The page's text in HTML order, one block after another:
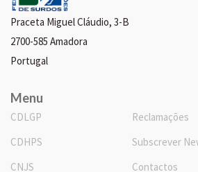
Praceta Miguel Cláudio, 3-B
2700-585 Amadora
Portugal
Menu
CDLGP
CDHPS
CNJS
Reclamações
Subscrever
Contactos